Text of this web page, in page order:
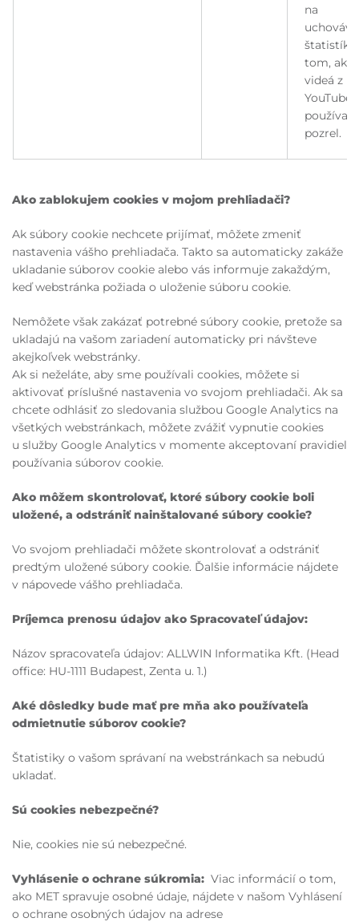
na
štatistík o
tom, aké
videá z
YouTube
pozrel.
Ako zablokujem cookies v mojom prehliadači?
Ak súbory cookie nechcete prijímať, môžete zmeniť
nastavenia vášho prehliadača. Takto sa automaticky zakáže
ukladanie súborov cookie alebo vás informuje zakaždým,
keď webstránka požiada o uloženie súboru cookie.
Nemôžete však zakázať potrebné súbory cookie, pretože sa
ukladajú na vašom zariadení automaticky pri návšteve
akejkoľvek webstránky.
Ak si neželáte, aby sme používali cookies, môžete si
aktivovať príslušné nastavenia vo svojom prehliadači. Ak sa
chcete odhlásiť zo sledovania službou Google Analytics na
všetkých webstránkach, môžete zvážiť vypnutie cookies
u služby Google Analytics v momente akceptovaní pravidiel
používania súborov cookie.
Ako môžem skontrolovať, ktoré súbory cookie boli
uložené, a odstrániť nainštalované súbory cookie?
Vo svojom prehliadači môžete skontrolovať a odstrániť
predtým uložené súbory cookie. Ďalšie informácie nájdete
v nápovede vášho prehliadača.
Príjemca prenosu údajov ako Spracovateľ údajov:
Názov spracovateľa údajov: ALLWIN Informatika Kft. (Head
office: HU-1111 Budapest, Zenta u. 1.)
Aké dôsledky bude mať pre mňa ako používateľa
odmietnutie súborov cookie?
Štatistiky o vašom správaní na webstránkach sa nebudú
ukladať.
Sú cookies nebezpečné?
Nie, cookies nie sú nebezpečné.
Vyhlásenie o ochrane súkromia: Viac informácií o tom,
ako MET spravuje osobné údaje, nájdete v našom Vyhlásení
o ochrane osobných údajov na adrese